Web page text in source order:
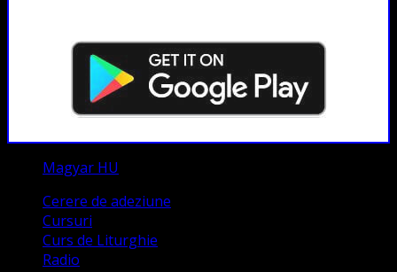
Magyar HU
Cerere de adeziune
Cursuri
Curs de Liturghie
Radio